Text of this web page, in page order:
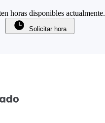
horas disponibles actualmente.
Solicitar hora